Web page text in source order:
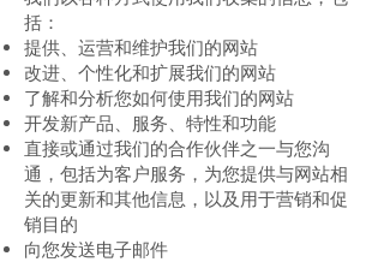
括：
提供、运营和维护我们的网站
改进、个性化和扩展我们的网站
了解和分析您如何使用我们的网站
开发新产品、服务、特性和功能
直接或通过我们的合作伙伴之一与您沟
通，包括为客户服务，为您提供与网站相
关的更新和其他信息，以及用于营销和促
销目的
向您发送电子邮件